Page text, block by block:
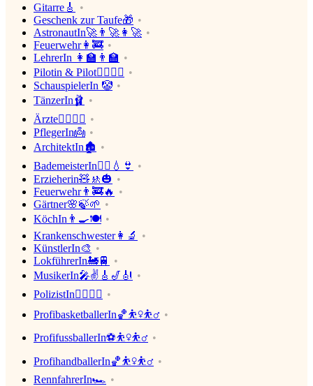
Gitarre🎸
Geschenk zur Taufe🎁
AstronautIn🚀👨‍🚀👩‍🚀
Feuerwehr👩‍🚒
LehrerIn 👩‍🏫👨‍🏫
Pilotin & Pilot👨‍✈️👩‍✈️
SchauspielerIn 🤡
TänzerIn🩰
Ärzte👩‍⚕️👨‍⚕️
PflegerIn👼
ArchitektIn🏚
BademeisterIn🤽‍♂️💧👙
Erzieherin🧸🚸🎃
Feuerwehr👨‍🚒🔥
Gärtner🌸🍃🌱
KöchIn👨‍🍳🍽
Krankenschwester👩‍🔬
KünstlerIn🎨
LokführerIn🚂🚆
MusikerIn🎤✌🎸🎷🎻
PolizistIn👮‍♀️👮‍♂️
ProfibasketballerIn🏀⛹️‍♀️⛹️‍♂️
ProfifussballerIn⚽⛹️‍♀️⛹️‍♂️
ProfihandballerIn🏀⛹️‍♀️⛹️‍♂️
RennfahrerIn🏎